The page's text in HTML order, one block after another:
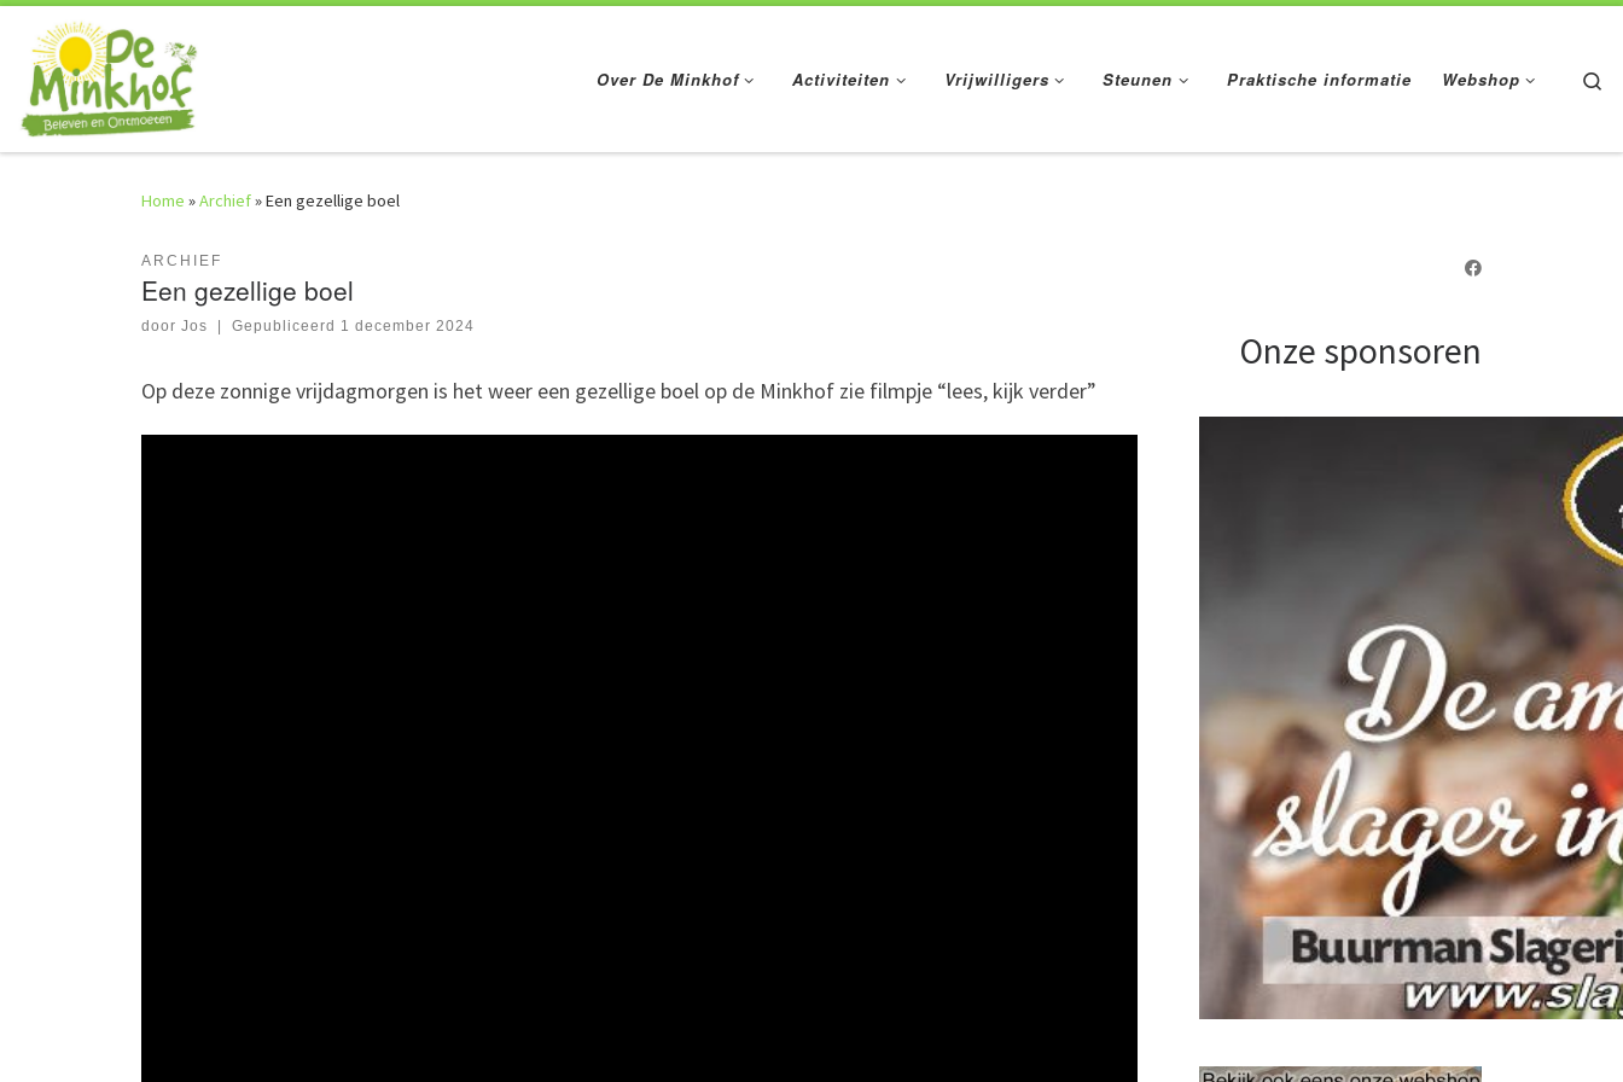
Skip to content
Over De Minkhof
Activiteiten Vrijwilligers Steunen Praktische informatie Webshop
Home »Archief»Een gezellige boel
ARCHIEF
Een gezellige boel
door Jos Gepubliceerd 1 december 2024
Op deze zonnige vrijdagmorgen is het weer een gezellige boel op de Minkhof zie filmpje “lees, kijk verder”
Onze sponsoren